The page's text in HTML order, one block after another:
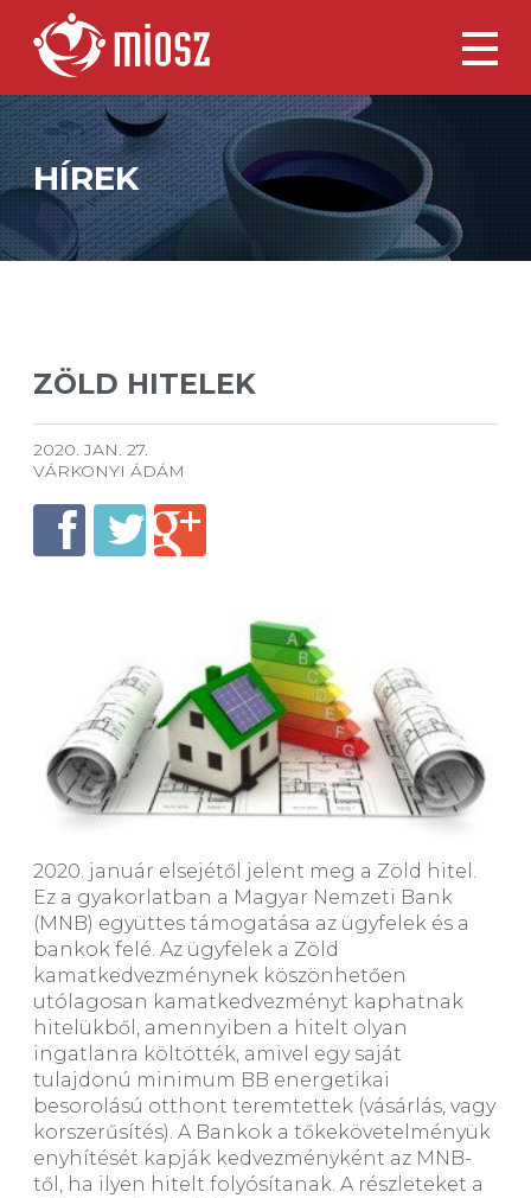
HÍREK
ZÖLD HITELEK
2020. JAN. 27.
VÁRKONYI ÁDÁM
2020. január elsejétől jelent meg a Zöld hitel.
Ez a gyakorlatban a Magyar Nemzeti Bank
(MNB) együttes támogatása az ügyfelek és a
bankok felé. Az ügyfelek a Zöld
kamatkedvezménynek köszönhetően
utólagosan kamatkedvezményt kaphatnak
hitelükből, amennyiben a hitelt olyan
ingatlanra költötték, amivel egy saját
tulajdonú minimum BB energetikai
besorolású otthont teremtettek (vásárlás, vagy
korszerűsítés). A Bankok a tőkekövetelményük
enyhítését kapják kedvezményként az MNB-
től, ha ilyen hitelt folyósítanak. A részleteket a